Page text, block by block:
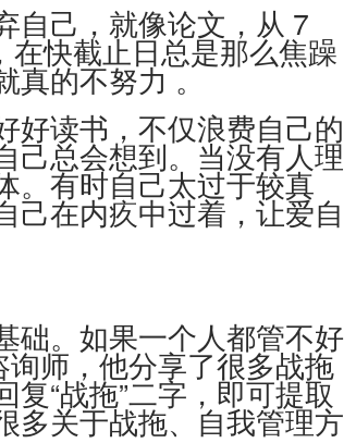
自己，就像论文，从 7
快截止日总是那么焦躁
真的不努力。
好读书，不仅浪费自己的
己总会想到。当没有人理
。有时自己太过于较真
己在内疚中过着，让爱自
础。如果一个人都管不好
师，他分享了很多战拖
“战拖”二字，即可提取
多关于战拖、自我管理方